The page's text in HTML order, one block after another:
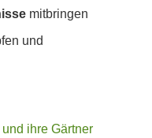
mitbringen
und